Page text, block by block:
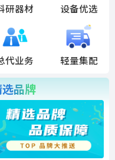
研器材 设备优选
代业务 轻量集配
品牌